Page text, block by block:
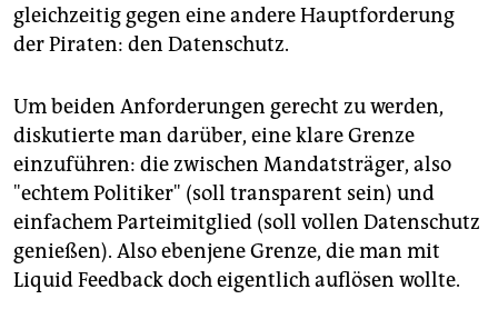
gleichzeitig gegen eine andere Hauptforderung
der Piraten: den Datenschutz.
Um beiden Anforderungen gerecht zu werden,
diskutierte man darüber, eine klare Grenze
einzuführen: die zwischen Mandatsträger, also
"echtem Politiker" (soll transparent sein) und
einfachem Parteimitglied (soll vollen Datenschutz
genießen). Also ebenjene Grenze, die man mit
Liquid Feedback doch eigentlich auflösen wollte.